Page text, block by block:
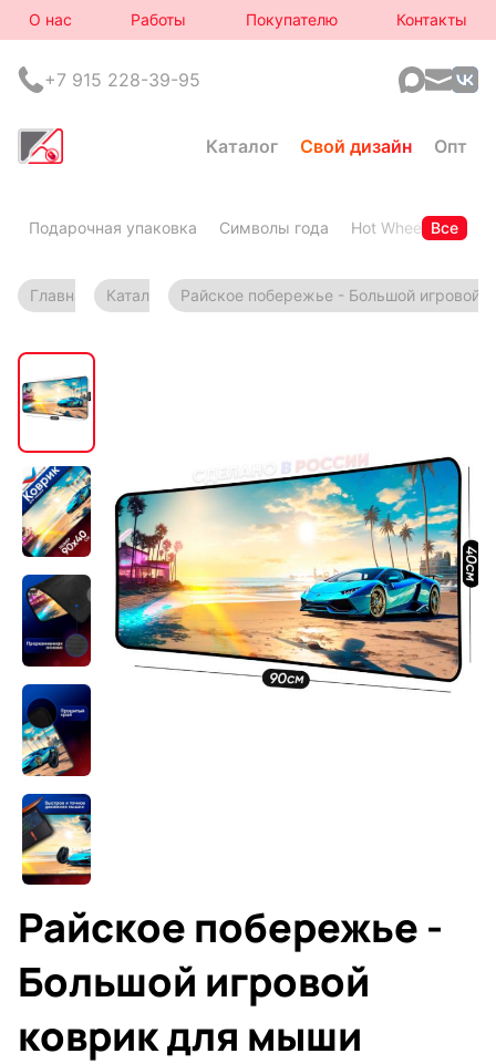
О нас Работы Покупателю Контакты
+7 915 228-39-95
Каталог Свой дизайн Опт
Подарочная упаковка Символы года Hot WheelsВсе
Главная Каталог Райское побережье - Большой игровой
Райское побережье -
Большой игровой
коврик для мыши